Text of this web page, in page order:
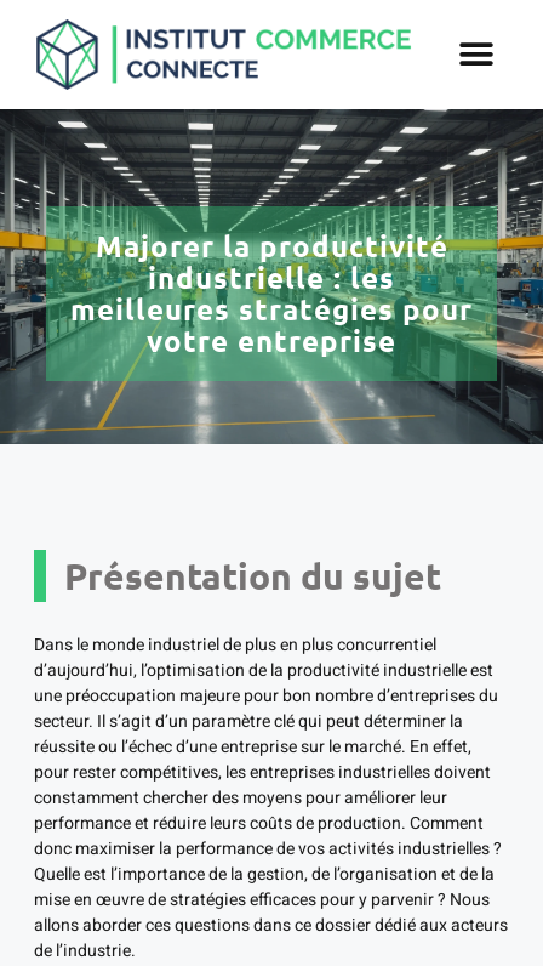
Majorer la productivité
industrielle : les
meilleures stratégies pour
votre entreprise
Présentation du sujet
Dans le monde industriel de plus en plus concurrentiel
d’aujourd’hui, l’optimisation de la productivité industrielle est
une préoccupation majeure pour bon nombre d’entreprises du
secteur. Il s’agit d’un paramètre clé qui peut déterminer la
réussite ou l’échec d’une entreprise sur le marché. En effet,
pour rester compétitives, les entreprises industrielles doivent
constamment chercher des moyens pour améliorer leur
performance et réduire leurs coûts de production. Comment
donc maximiser la performance de vos activités industrielles ?
Quelle est l’importance de la gestion, de l’organisation et de la
mise en œuvre de stratégies efficaces pour y parvenir ? Nous
allons aborder ces questions dans ce dossier dédié aux acteurs
de l’industrie.